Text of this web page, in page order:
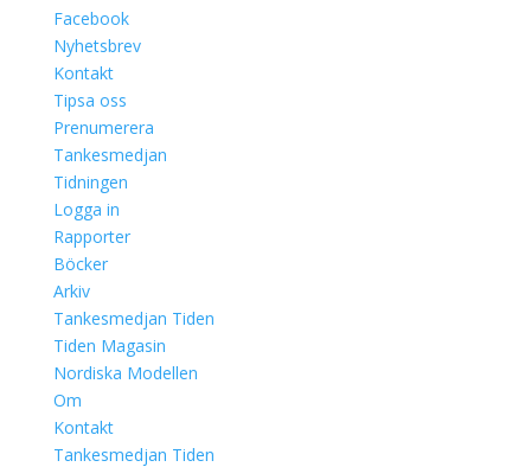
Facebook
Nyhetsbrev
Kontakt
Tipsa oss
Prenumerera
Tankesmedjan
Tidningen
Logga in
Rapporter
Böcker
Arkiv
Tankesmedjan Tiden
Tiden Magasin
Nordiska Modellen
Om
Kontakt
Tankesmedjan Tiden